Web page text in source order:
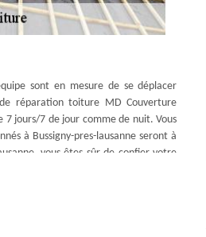
sont en mesure de se déplacer
réparation toiture MD Couverture
7 jours/7 de jour comme de nuit. Vous
à Bussigny-pres-lausanne seront à
vous êtes sûr de confier votre